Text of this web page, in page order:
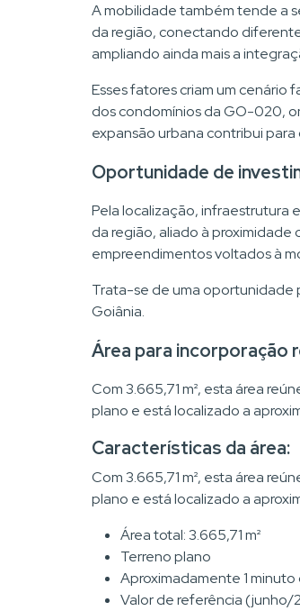
A mobilidade também tende a
da região, conectando
ampliando ainda mais a
Esses fatores criam um cenário
dos condomínios da GO-020,
expansão urbana contribui
Oportunidade de
Pela localização, infraestrutura
da região, aliado à
empreendimentos voltados à
Trata-se de uma oportunidade
Goiânia.
Área para incorporação
Com 3.665,71 m², esta área
plano e está localizado a
Características da área:
Com 3.665,71 m², esta área
plano e está localizado a
Área total: 3.665,71 m²
Terreno plano
Aproximadamente 1
Valor de referência (junho/